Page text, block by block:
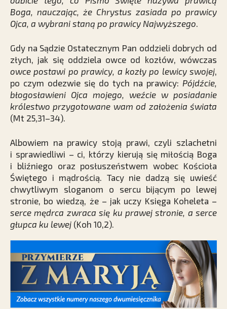
Boga, nauczając, że Chrystus zasiada po prawicy
Ojca, a wybrani staną po prawicy Najwyższego.
Gdy na Sądzie Ostatecznym Pan oddzieli dobrych od
złych, jak się oddziela owce od kozłów, wówczas
owce postawi po prawicy, a kozły po lewicy swojej,
po czym odezwie się do tych na prawicy: Pójdźcie,
błogosławieni Ojca mojego, weźcie w posiadanie
królestwo przygotowane wam od założenia świata
(Mt 25,31–34).
Albowiem na prawicy stoją prawi, czyli szlachetni
i sprawiedliwi – ci, którzy kierują się miłością Boga
i bliźniego oraz posłuszeństwem wobec Kościoła
Świętego i mądrością. Tacy nie dadzą się uwieść
chwytliwym sloganom o sercu bijącym po lewej
stronie, bo wiedzą, że – jak uczy Księga Koheleta –
serce mędrca zwraca się ku prawej stronie, a serce
głupca ku lewej (Koh 10,2).